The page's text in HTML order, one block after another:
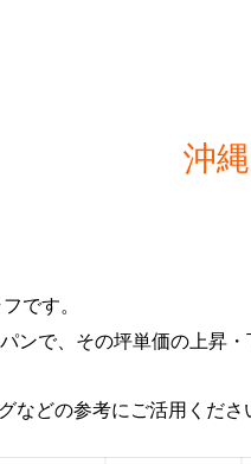
沖
です。
ンで、その坪単価の上昇
どの参考にご活用くださ